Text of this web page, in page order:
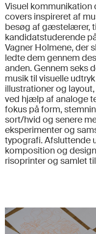
Visuel kommunikation
covers inspireret af
besøg af gæstelærer,
kandidatstuderende
Vagner Holmene, der
ledte dem gennem
anden. Gennem seks
musik til visuelle
illustrationer og
ved hjælp af analoge
fokus på form,
sort/hvid og senere
eksperimenter og
typografi. Afsluttende
komposition og
risoprinter og samlet